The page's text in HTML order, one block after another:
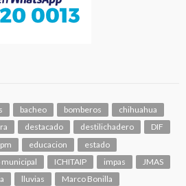
bacheo bomberos
chihuahua
destacado destilichadero
DIF
educacion
estado
ICHITAIP impas
JMAS
lluvias
Marco Bonilla